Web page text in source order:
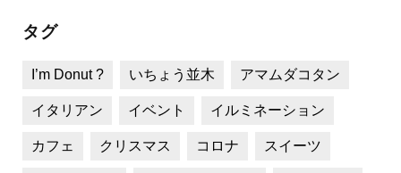
タグ
I’m Donut ? いちょう並木 アマムダコタン
イタリアン イベント イルミネーション
カフェ クリスマス コロナ スイーツ